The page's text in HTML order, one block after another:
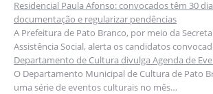
Residencial Paula Afonso: convocados têm 30
documentação e regularizar pendências
A Prefeitura de Pato Branco, por meio da
Assistência Social, alerta os candidatos
Departamento de Cultura divulga Agenda de
O Departamento Municipal de Cultura de Pato
uma série de eventos culturais no mês…